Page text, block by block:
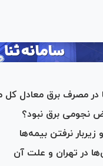
در مصرف برق معادل
نجومی برق نبود؟
نرفتن بیمه‌ها
در تهران و علت آن